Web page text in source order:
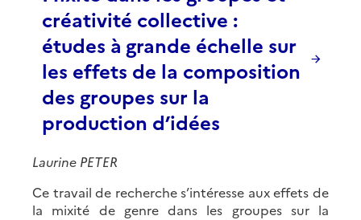
créativité collective :
études à grande échelle sur
les effets de la composition
des groupes sur la
production d’idées
Laurine PETER
Ce travail de recherche s’intéresse aux effets de
la mixité de genre dans les groupes sur la